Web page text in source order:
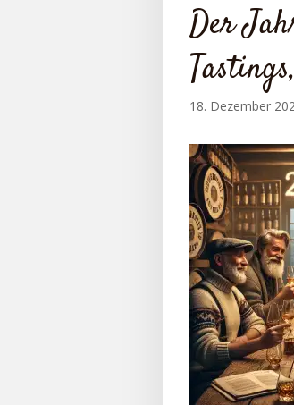
Der
18. Dezember